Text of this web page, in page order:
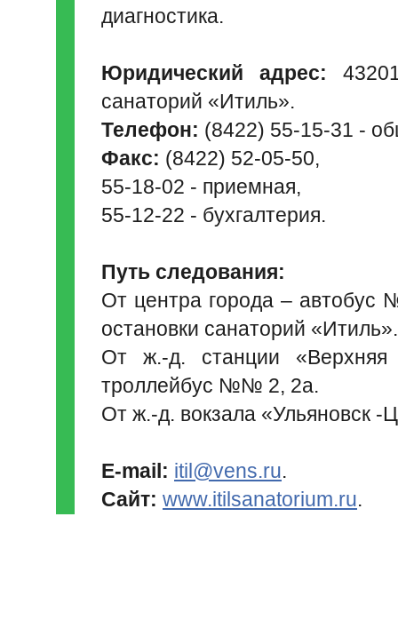
диагностика.
Юридический адрес:
санаторий «Итиль».
Телефон: (8422) 55-15-31 -
Факс: (8422) 52-05-50,
55-18-02 - приемная,
55-12-22 - бухгалтерия.
Путь следования:
От центра города –
остановки санаторий «Итиль».
От ж.-д. станции «Верхняя
троллейбус №№ 2, 2а.
От ж.-д. вокзала «Ульяновск
E-mail: itil@vens.ru.
Сайт: www.itilsanatorium.ru.